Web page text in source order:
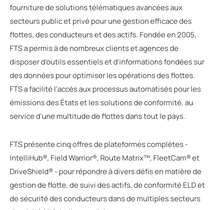
fourniture de solutions télématiques avancées aux
secteurs public et privé pour une gestion efficace des
flottes, des conducteurs et des actifs. Fondée en 2005,
FTS a permis à de nombreux clients et agences de
disposer d'outils essentiels et d'informations fondées sur
des données pour optimiser les opérations des flottes.
FTS a facilité l'accès aux processus automatisés pour les
émissions des États et les solutions de conformité, au
service d'une multitude de flottes dans tout le pays.
FTS présente cinq offres de plateformes complètes -
IntelliHub®, Field Warrior®, Route Matrix™, FleetCam® et
DriveShield® - pour répondre à divers défis en matière de
gestion de flotte, de suivi des actifs, de conformité ELD et
de sécurité des conducteurs dans de multiples secteurs